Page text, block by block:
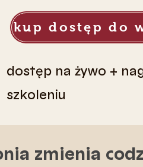
dostęp na żywo +
szkoleniu
zmienia